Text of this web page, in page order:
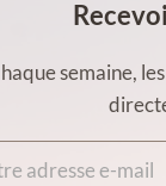
semaine,